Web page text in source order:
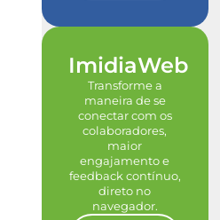
ImidiaWeb
Transforme a
maneira de se
conectar com os
colaboradores,
maior
engajamento e
feedback contínuo,
direto no
navegador.